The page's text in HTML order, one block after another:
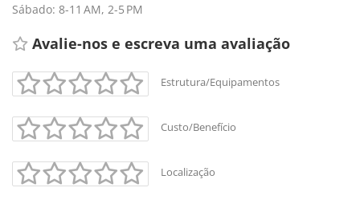
Sábado: 8-11 AM, 2-5 PM
Avalie-nos e escreva uma avaliação
Estrutura/Equipamentos
Custo/Benefício
Localização